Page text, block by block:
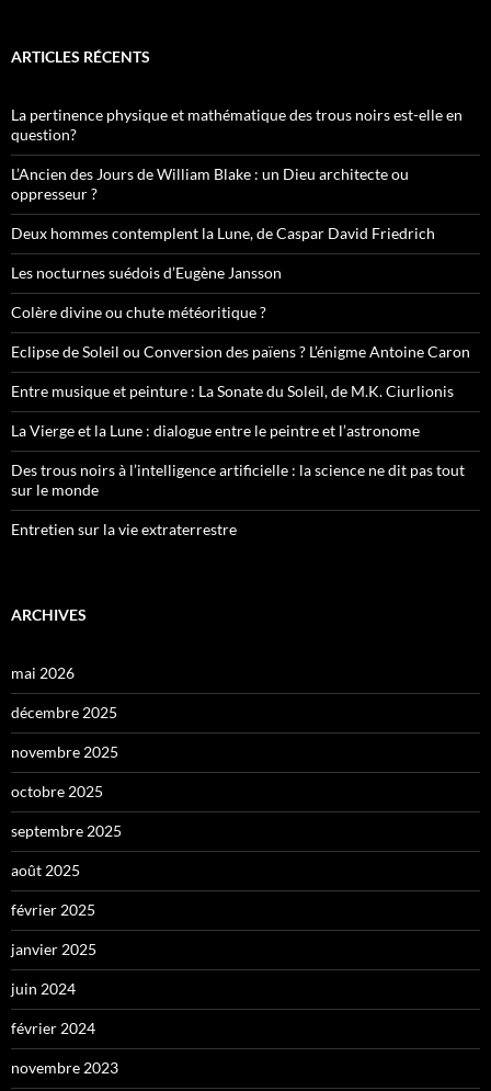
ARTICLES RÉCENTS
La pertinence physique et mathématique des trous noirs est-elle en
question?
L’Ancien des Jours de William Blake : un Dieu architecte ou
oppresseur ?
Deux hommes contemplent la Lune, de Caspar David Friedrich
Les nocturnes suédois d’Eugène Jansson
Colère divine ou chute météoritique ?
Eclipse de Soleil ou Conversion des païens ? L’énigme Antoine Caron
Entre musique et peinture : La Sonate du Soleil, de M.K. Ciurlionis
La Vierge et la Lune : dialogue entre le peintre et l’astronome
Des trous noirs à l’intelligence artificielle : la science ne dit pas tout
sur le monde
Entretien sur la vie extraterrestre
ARCHIVES
mai 2026
décembre 2025
novembre 2025
octobre 2025
septembre 2025
août 2025
février 2025
janvier 2025
juin 2024
février 2024
novembre 2023